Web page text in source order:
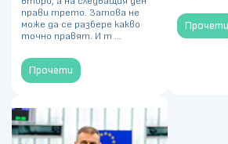
прави трето. Затова не
може да се разбере какво
точно правят. И т ...
Прочети
Прочети